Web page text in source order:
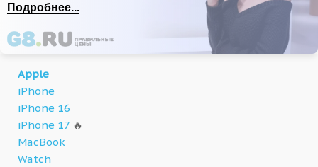
Подробнее...
Apple
iPhone
iPhone 16
iPhone 17 🔥
MacBook
Watch